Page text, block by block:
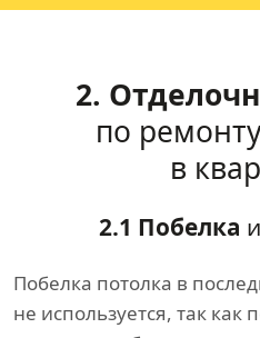
2.
по
в
2.1 Побелка
Побелка потолка в
не используется, так как